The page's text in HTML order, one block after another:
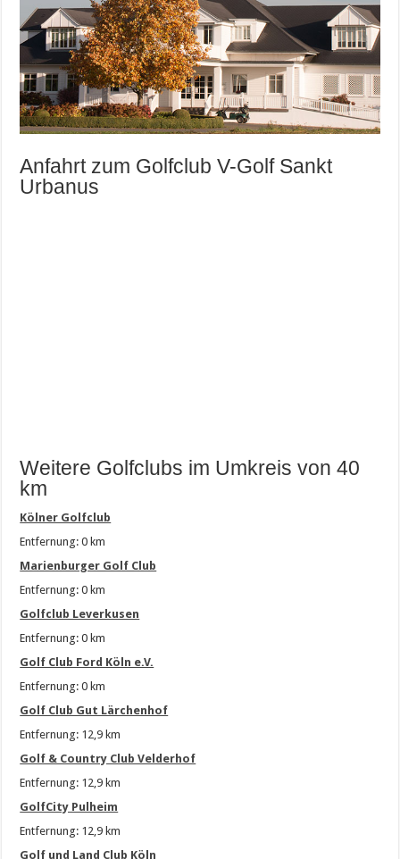
Anfahrt zum Golfclub V-Golf Sankt
Urbanus
Weitere Golfclubs im Umkreis von 40
km
Kölner Golfclub
Entfernung: 0 km
Marienburger Golf Club
Entfernung: 0 km
Golfclub Leverkusen
Entfernung: 0 km
Golf Club Ford Köln e.V.
Entfernung: 0 km
Golf Club Gut Lärchenhof
Entfernung: 12,9 km
Golf & Country Club Velderhof
Entfernung: 12,9 km
GolfCity Pulheim
Entfernung: 12,9 km
Golf und Land Club Köln